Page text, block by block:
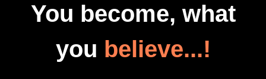
You become, what
you believe...!